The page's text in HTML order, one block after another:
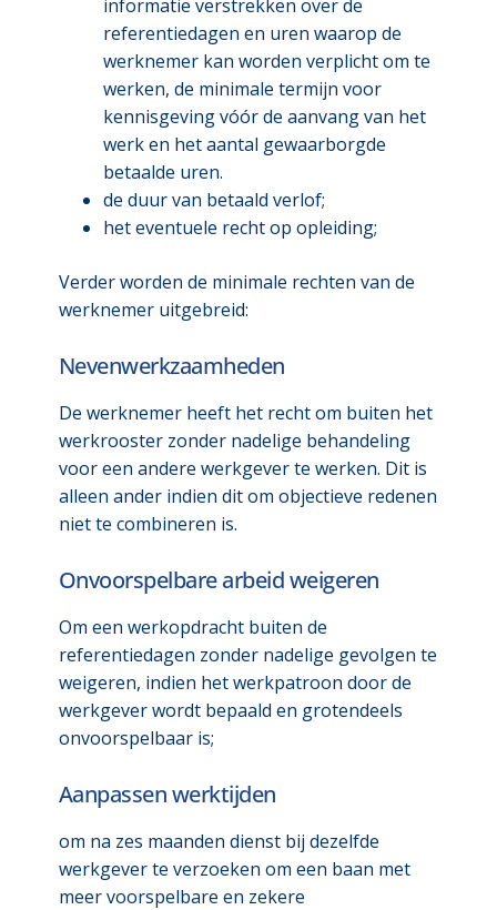
informatie verstrekken over de
referentiedagen en uren waarop de
werknemer kan worden verplicht om te
werken, de minimale termijn voor
kennisgeving vóór de aanvang van het
werk en het aantal gewaarborgde
betaalde uren.
de duur van betaald verlof;
het eventuele recht op opleiding;
Verder worden de minimale rechten van de
werknemer uitgebreid:
Nevenwerkzaamheden
De werknemer heeft het recht om buiten het
werkrooster zonder nadelige behandeling
voor een andere werkgever te werken. Dit is
alleen ander indien dit om objectieve redenen
niet te combineren is.
Onvoorspelbare arbeid weigeren
Om een werkopdracht buiten de
referentiedagen zonder nadelige gevolgen te
weigeren, indien het werkpatroon door de
werkgever wordt bepaald en grotendeels
onvoorspelbaar is;
Aanpassen werktijden
om na zes maanden dienst bij dezelfde
werkgever te verzoeken om een baan met
meer voorspelbare en zekere